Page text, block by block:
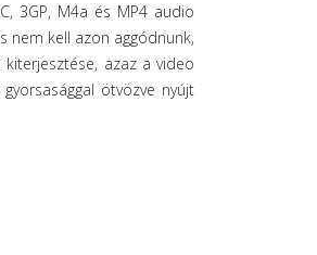
3GP, M4a és MP4 audio
nem kell azon aggódnunk,
azaz a video
ötvözve nyújt